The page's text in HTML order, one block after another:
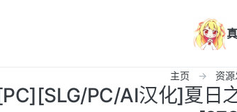
主页 资
PC/AI汉化]夏日